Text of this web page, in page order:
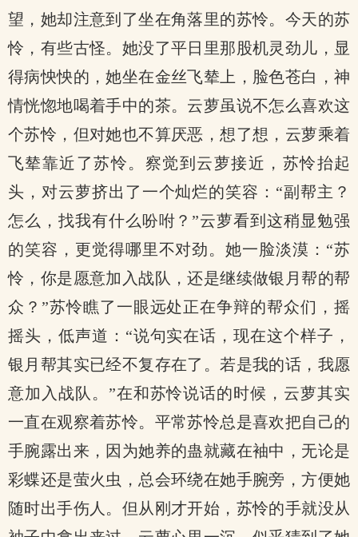
望，她却注意到了坐在角落里的苏怜。今天的苏
怜，有些古怪。她没了平日里那股机灵劲儿，显
得病怏怏的，她坐在金丝飞辇上，脸色苍白，神
情恍惚地喝着手中的茶。云萝虽说不怎么喜欢这
个苏怜，但对她也不算厌恶，想了想，云萝乘着
飞辇靠近了苏怜。察觉到云萝接近，苏怜抬起
头，对云萝挤出了一个灿烂的笑容：“副帮主？
怎么，找我有什么吩咐？”云萝看到这稍显勉强
的笑容，更觉得哪里不对劲。她一脸淡漠：“苏
怜，你是愿意加入战队，还是继续做银月帮的帮
众？”苏怜瞧了一眼远处正在争辩的帮众们，摇
摇头，低声道：“说句实在话，现在这个样子，
银月帮其实已经不复存在了。若是我的话，我愿
意加入战队。”在和苏怜说话的时候，云萝其实
一直在观察着苏怜。平常苏怜总是喜欢把自己的
手腕露出来，因为她养的蛊就藏在袖中，无论是
彩蝶还是萤火虫，总会环绕在她手腕旁，方便她
随时出手伤人。但从刚才开始，苏怜的手就没从